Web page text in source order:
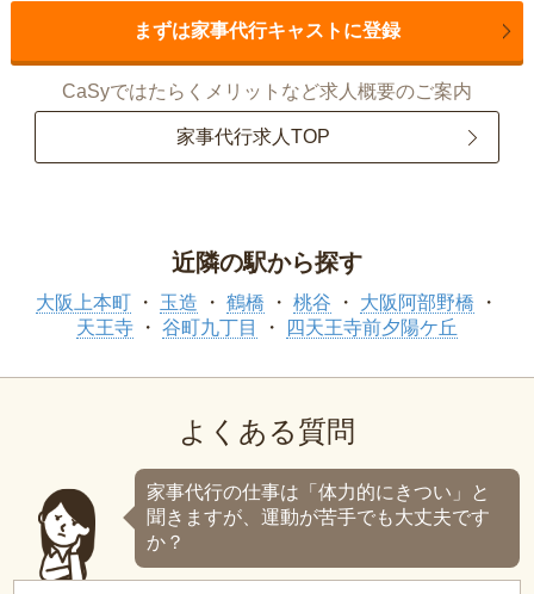
まずは家事代行キャストに登録
CaSyではたらくメリットなど求人概要のご案内
家事代行求人TOP
近隣の駅から探す
大阪上本町 玉造 鶴橋 桃谷
大阪阿部野橋
天王寺
谷町九丁目 四天王寺前夕陽ケ丘
よくある質問
家事代行の仕事は「体力的にきつい」と
聞きますが、運動が苦手でも大丈夫です
か？